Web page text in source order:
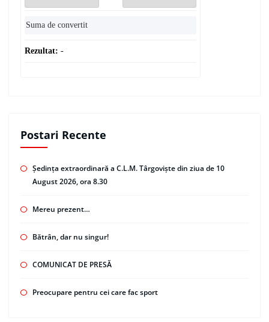
Rezultat: -
Postari Recente
Ședința extraordinară a C.L.M. Târgoviște din ziua de 10
August 2026, ora 8.30
Mereu prezent…
Bătrân, dar nu singur!
COMUNICAT DE PRESĂ
Preocupare pentru cei care fac sport